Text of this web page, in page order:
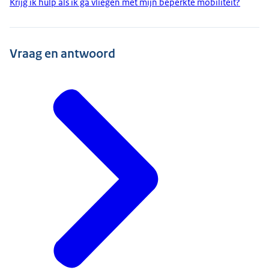
Krijg ik hulp als ik ga vliegen met mijn beperkte mobiliteit?
Vraag en antwoord